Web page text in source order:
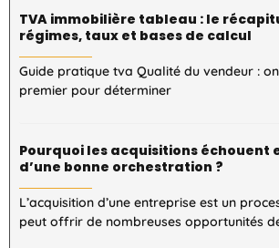
TVA immobilière tableau : le
régimes, taux et bases de calcul
Guide pratique tva Qualité du vendeur :
premier pour déterminer
Pourquoi les acquisitions échouent
d’une bonne orchestration ?
L’acquisition d’une entreprise est un
peut offrir de nombreuses opportunités